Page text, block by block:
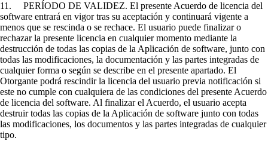
11. PERÍODO DE VALIDEZ. El presente Acuerdo de licencia del
software entrará en vigor tras su aceptación y continuará vigente a
menos que se rescinda o se rechace. El usuario puede finalizar o
rechazar la presente licencia en cualquier momento mediante la
destrucción de todas las copias de la Aplicación de software, junto con
todas las modificaciones, la documentación y las partes integradas de
cualquier forma o según se describe en el presente apartado. El
Otorgante podrá rescindir la licencia del usuario previa notificación si
este no cumple con cualquiera de las condiciones del presente Acuerdo
de licencia del software. Al finalizar el Acuerdo, el usuario acepta
destruir todas las copias de la Aplicación de software junto con todas
las modificaciones, los documentos y las partes integradas de cualquier
tipo.